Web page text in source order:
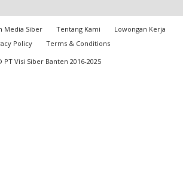
Media Siber Tentang Kami
Lowongan Kerja
Policy
Terms & Conditions
PT Visi Siber Banten 2016-2025